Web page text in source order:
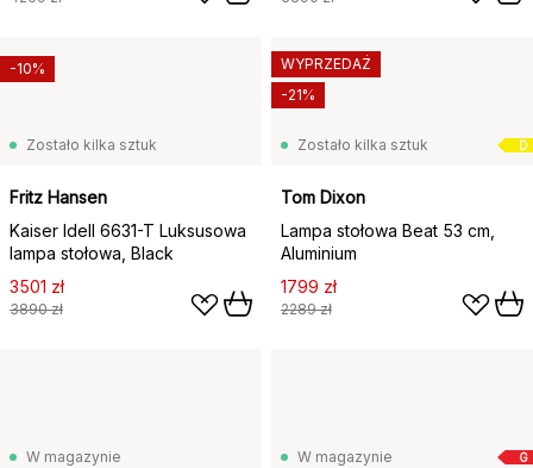
Zostało kilka sztuk
Fritz Hansen
Kaiser Idell 6631-T Luksusowa
lampa stołowa, Black
3501 zł
3890 zł
-10%
D
Zostało kilka sztuk
Tom Dixon
Lampa stołowa Beat 53 cm,
Aluminium
1799 zł
2289 zł
WYPRZEDAŻ
-21%
W magazynie G
W magazynie